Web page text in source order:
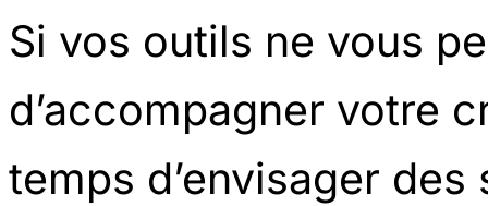
Si vos outils ne vous
d’accompagner votre
temps d’envisager